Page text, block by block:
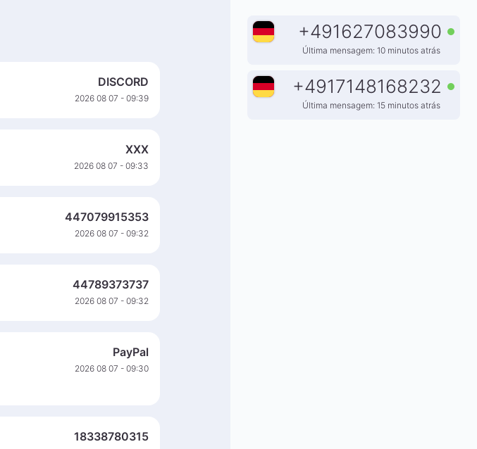
DISCORD
2026 08 07 - 09:39
XXX
2026 08 07 - 09:33
447079915353
2026 08 07 - 09:32
44789373737
2026 08 07 - 09:32
PayPal
2026 08 07 - 09:30
18338780315
+491627083990
Última mensagem: 10 minutos atrás
+4917148168232
Última mensagem: 15 minutos atrás